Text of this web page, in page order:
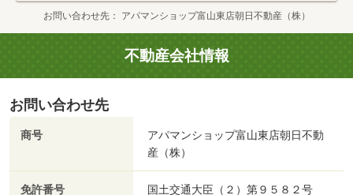
数:10戸お問い合わせ先 アパマンショップ富山東店朝日不動産（株）
不動産会社情報
お問い合わせ先
商号
アパマンショップ富山東店朝日不動
産（株）
免許番号 国土交通大臣（２）第９５８２号